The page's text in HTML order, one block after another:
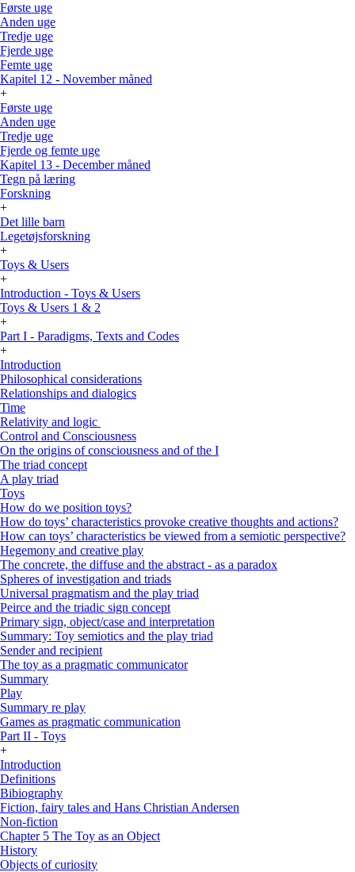
Første uge
Anden uge
Tredje uge
Fjerde uge
Femte uge
Kapitel 12 - November måned
+
Første uge
Anden uge
Tredje uge
Fjerde og femte uge
Kapitel 13 - December måned
Tegn på læring
Forskning
+
Det lille barn
Legetøjsforskning
+
Toys & Users
+
Introduction - Toys & Users
Toys & Users 1 & 2
+
Part I - Paradigms, Texts and Codes
+
Introduction
Philosophical considerations
Relationships and dialogics
Time
Relativity and logic
Control and Consciousness
On the origins of consciousness and of the I
The triad concept
A play triad
Toys
How do we position toys?
How do toys’ characteristics provoke creative thoughts and actions?
How can toys’ characteristics be viewed from a semiotic perspective?
Hegemony and creative play
The concrete, the diffuse and the abstract - as a paradox
Spheres of investigation and triads
Universal pragmatism and the play triad
Peirce and the triadic sign concept
Primary sign, object/case and interpretation
Summary: Toy semiotics and the play triad
Sender and recipient
The toy as a pragmatic communicator
Summary
Play
Summary re play
Games as pragmatic communication
Part II - Toys
+
Introduction
Definitions
Bibiography
Fiction, fairy tales and Hans Christian Andersen
Non-fiction
Chapter 5 The Toy as an Object
History
Objects of curiosity